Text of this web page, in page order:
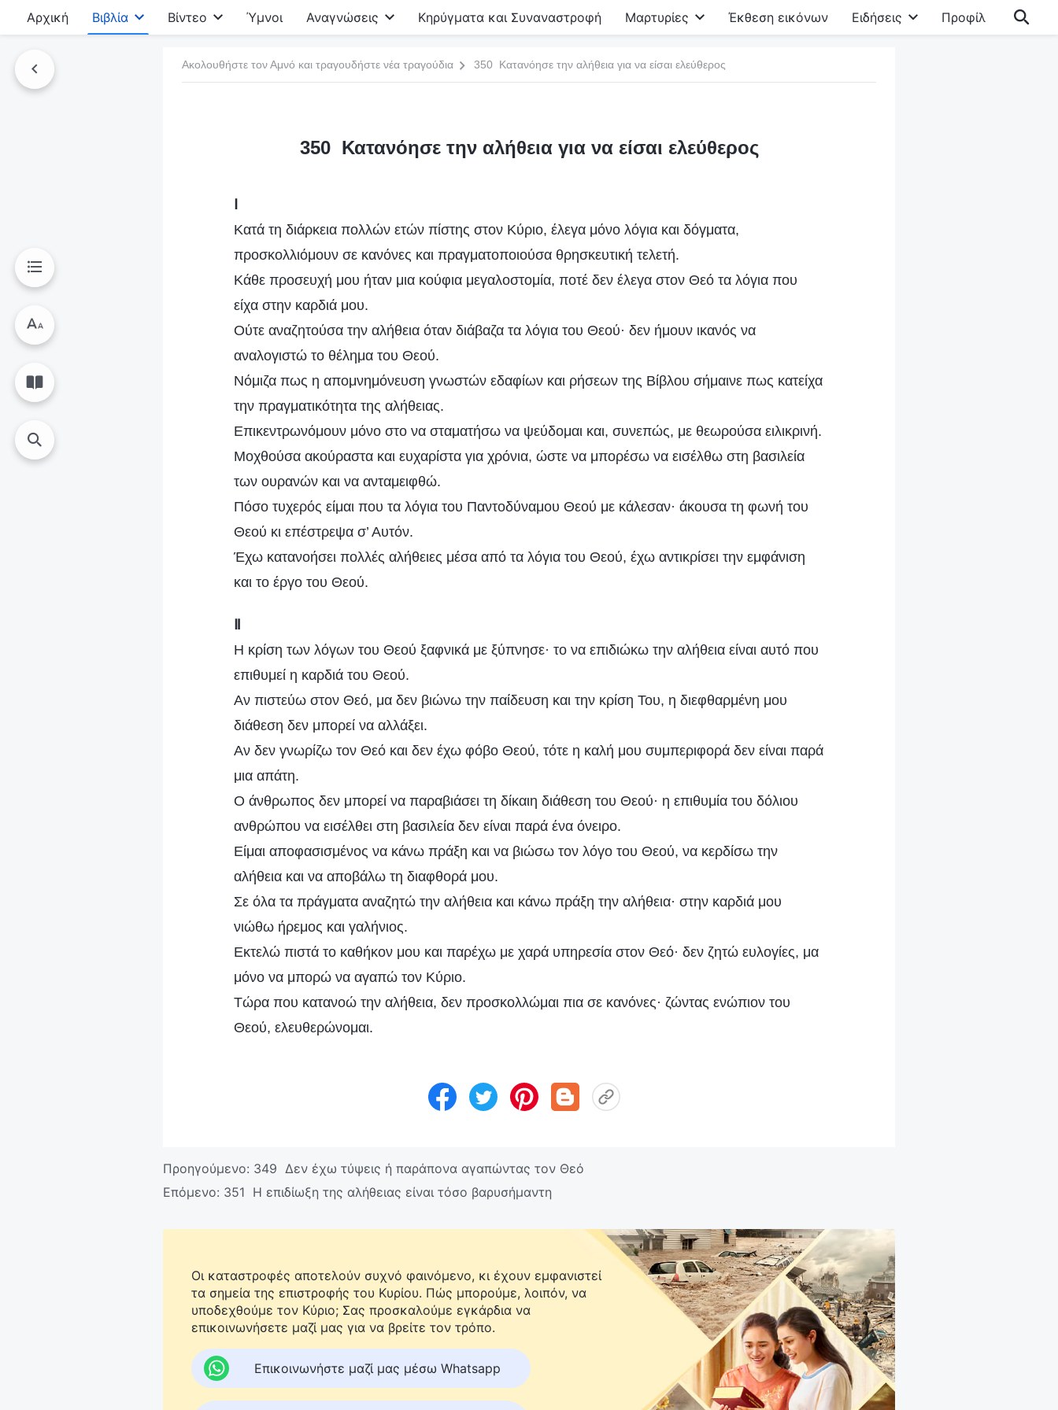
Αρχική Βιβλία Βίντεο Ύμνοι Αναγνώσεις Κηρύγματα και Συναναστροφή Μαρτυρίες Έκθεση εικόνων Ειδήσεις Προφίλ
Ακολουθήστε τον Αμνό και τραγουδήστε νέα τραγούδια 350 Κατανόησε την αλήθεια για να είσαι ελεύθερος
350 Κατανόησε την αλήθεια για να είσαι ελεύθερος
Κατά τη διάρκεια πολλών ετών πίστης στον Κύριο, έλεγα μόνο λόγια και δόγματα,
προσκολλιόμουν σε κανόνες και πραγματοποιούσα θρησκευτική τελετή.
Κάθε προσευχή μου ήταν μια κούφια μεγαλοστομία, ποτέ δεν έλεγα στον Θεό τα λόγια που
είχα στην καρδιά μου.
Ούτε αναζητούσα την αλήθεια όταν διάβαζα τα λόγια του Θεού· δεν ήμουν ικανός να
αναλογιστώ το θέλημα του Θεού.
Νόμιζα πως η απομνημόνευση γνωστών εδαφίων και ρήσεων της Βίβλου σήμαινε πως κατείχα
την πραγματικότητα της αλήθειας.
Επικεντρωνόμουν μόνο στο να σταματήσω να ψεύδομαι και, συνεπώς, με θεωρούσα ειλικρινή.
Μοχθούσα ακούραστα και ευχαρίστα για χρόνια, ώστε να μπορέσω να εισέλθω στη βασιλεία
των ουρανών και να ανταμειφθώ.
Πόσο τυχερός είμαι που τα λόγια του Παντοδύναμου Θεού με κάλεσαν· άκουσα τη φωνή του
Θεού κι επέστρεψα σ’ Αυτόν.
Έχω κατανοήσει πολλές αλήθειες μέσα από τα λόγια του Θεού, έχω αντικρίσει την εμφάνιση
και το έργο του Θεού.
Η κρίση των λόγων του Θεού ξαφνικά με ξύπνησε· το να επιδιώκω την αλήθεια είναι αυτό που
επιθυμεί η καρδιά του Θεού.
Αν πιστεύω στον Θεό, μα δεν βιώνω την παίδευση και την κρίση Του, η διεφθαρμένη μου
διάθεση δεν μπορεί να αλλάξει.
Αν δεν γνωρίζω τον Θεό και δεν έχω φόβο Θεού, τότε η καλή μου συμπεριφορά δεν είναι παρά
μια απάτη.
Ο άνθρωπος δεν μπορεί να παραβιάσει τη δίκαιη διάθεση του Θεού· η επιθυμία του δόλιου
ανθρώπου να εισέλθει στη βασιλεία δεν είναι παρά ένα όνειρο.
Είμαι αποφασισμένος να κάνω πράξη και να βιώσω τον λόγο του Θεού, να κερδίσω την
αλήθεια και να αποβάλω τη διαφθορά μου.
Σε όλα τα πράγματα αναζητώ την αλήθεια και κάνω πράξη την αλήθεια· στην καρδιά μου
νιώθω ήρεμος και γαλήνιος.
Εκτελώ πιστά το καθήκον μου και παρέχω με χαρά υπηρεσία στον Θεό· δεν ζητώ ευλογίες, μα
μόνο να μπορώ να αγαπώ τον Κύριο.
Τώρα που κατανοώ την αλήθεια, δεν προσκολλώμαι πια σε κανόνες· ζώντας ενώπιον του
Θεού, ελευθερώνομαι.
Προηγούμενο: 349 Δεν έχω τύψεις ή παράπονα αγαπώντας τον Θεό
Επόμενο: 351 Η επιδίωξη της αλήθειας είναι τόσο βαρυσήμαντη
Οι καταστροφές αποτελούν συχνό φαινόμενο, κι έχουν εμφανιστεί
τα σημεία της επιστροφής του Κυρίου. Πώς μπορούμε, λοιπόν, να
υποδεχθούμε τον Κύριο; Σας προσκαλούμε εγκάρδια να
επικοινωνήσετε μαζί μας για να βρείτε τον τρόπο.
Επικοινωνήστε μαζί μας μέσω Whatsapp